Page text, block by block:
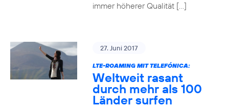
immer höherer Qualität […]
27. Juni 2017
LTE-ROAMING MIT TELEFÓNICA:
Weltweit rasant
durch mehr als 100
Länder surfen